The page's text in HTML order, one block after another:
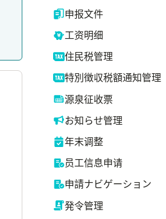
申报文件
工资明细
住民税管理
特別徴収税額通知管理
源泉征收票
お知らせ管理
年末调整
员工信息申请
申請ナビゲーション
発令管理